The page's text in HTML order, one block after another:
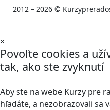
2012 – 2026 ©
×
Povoľte cookies a
tak, ako ste zvyknutí
Aby ste na webe Kurzy pre
hľadáte, a nezobrazovali sa